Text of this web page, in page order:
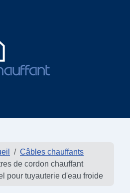
Câbles chauffants
de cordon chauffant
pour tuyauterie d'eau froide